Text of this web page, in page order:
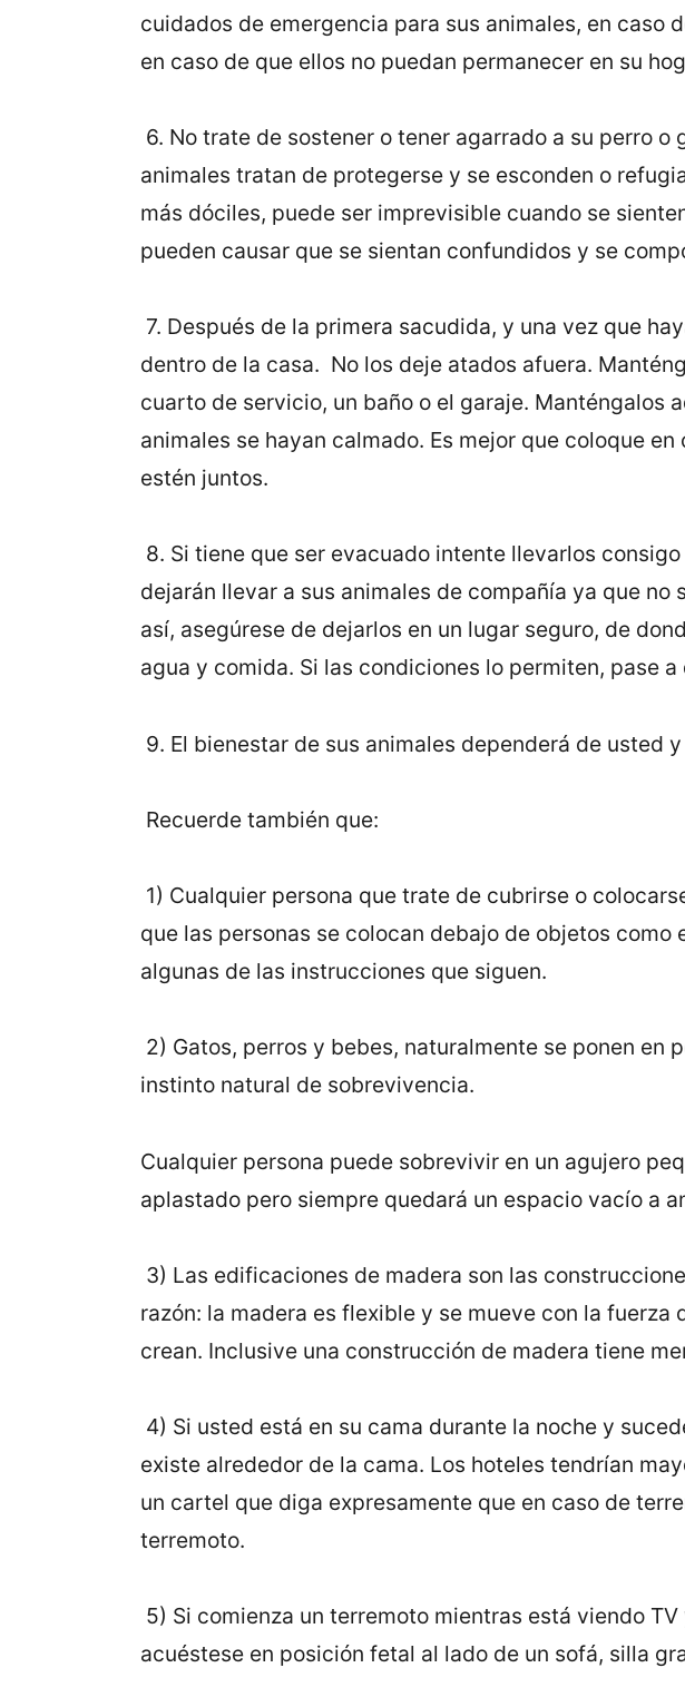
cuidados de emergencia para sus animales, en caso
en caso de que ellos no puedan permanecer en su
6. No trate de sostener o tener agarrado a su perro
animales tratan de protegerse y se esconden o
más dóciles, puede ser imprevisible cuando se
pueden causar que se sientan confundidos y se
7. Después de la primera sacudida, y una vez que
dentro de la casa. No los deje atados afuera.
cuarto de servicio, un baño o el garaje. Manténgalos
animales se hayan calmado. Es mejor que coloque
estén juntos.
8. Si tiene que ser evacuado intente llevarlos
dejarán llevar a sus animales de compañía ya que
así, asegúrese de dejarlos en un lugar seguro, de
agua y comida. Si las condiciones lo permiten, pase
9. El bienestar de sus animales dependerá de usted
Recuerde también que:
1) Cualquier persona que trate de cubrirse o
que las personas se colocan debajo de objetos
algunas de las instrucciones que siguen.
2) Gatos, perros y bebes, naturalmente se ponen en
instinto natural de sobrevivencia.
Cualquier persona puede sobrevivir en un agujero
aplastado pero siempre quedará un espacio vacío a
3) Las edificaciones de madera son las
razón: la madera es flexible y se mueve con la
crean. Inclusive una construcción de madera tiene
4) Si usted está en su cama durante la noche y
existe alrededor de la cama. Los hoteles tendrían
un cartel que diga expresamente que en caso de
terremoto.
5) Si comienza un terremoto mientras está viendo
acuéstese en posición fetal al lado de un sofá, silla